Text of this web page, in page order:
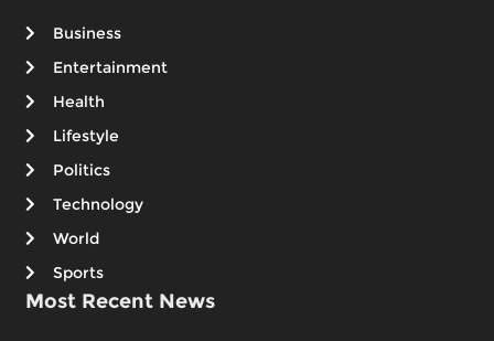
Business
Entertainment
Health
Lifestyle
Politics
Technology
World
Sports
Most Recent News